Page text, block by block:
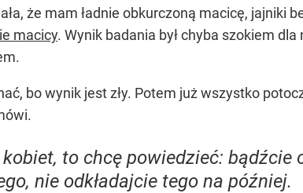
że mam ładnie obkurczoną macicę, jajniki
macicy. Wynik badania był chyba szokiem
bo wynik jest zły. Potem już wszystko
to chcę powiedzieć: bądźcie
nie odkładajcie tego na później.